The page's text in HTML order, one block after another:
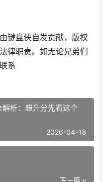
键盘侠自发贡献，版权
律职责。如无论兄弟们
系
析：想升分先看这个
2026-04-18
下一篇 »